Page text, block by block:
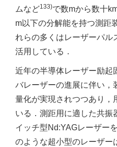
ムなど133)で数mから数十
m以下の分解能を持つ測距
れらの多くはレーザーパル
活用している．
近年の半導体レーザー励起
バレーザーの進展に伴い，
量化が実現されつつあり，
いる．測距用に適した共振
イッチ型Nd:YAGレーザー
のような超小型のレーザー